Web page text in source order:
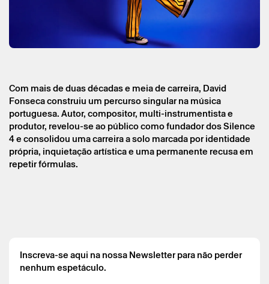
Com mais de duas décadas e meia de carreira, David
Fonseca construiu um percurso singular na música
portuguesa. Autor, compositor, multi-instrumentista e
produtor, revelou-se ao público como fundador dos Silence
4 e consolidou uma carreira a solo marcada por identidade
própria, inquietação artística e uma permanente recusa em
repetir fórmulas.
Inscreva-se aqui na nossa Newsletter para não perder
nenhum espetáculo.
* campos de preenchimento obrigatório.
Ao submeter os seus dados, concorda com os termos
definidos na Política de Privacidade.
* campos de preenchimento obrigatório.